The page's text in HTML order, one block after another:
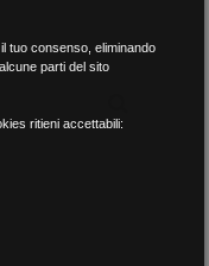
tuo consenso, eliminando
parti del sito
ritieni accettabili: